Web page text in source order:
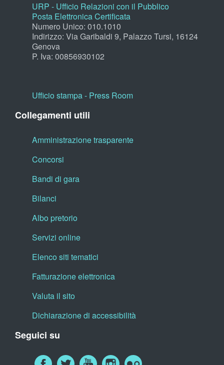
URP - Ufficio Relazioni con il Pubblico
Posta Elettronica Certificata
Numero Unico: 010.1010
Indirizzo: Via Garibaldi 9, Palazzo Tursi, 16124
Genova
P. Iva: 00856930102
Ufficio stampa - Press Room
Collegamenti utili
Amministrazione trasparente
Concorsi
Bandi di gara
Bilanci
Albo pretorio
Servizi online
Elenco siti tematici
Fatturazione elettronica
Valuta il sito
Dichiarazione di accessibilità
Seguici su